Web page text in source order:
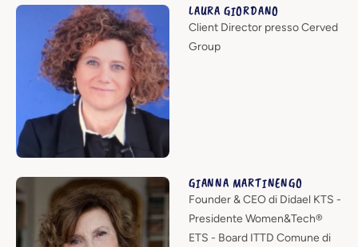
LAURA GIORDANO
Client Director presso Cerved
Group
GIANNA MARTINENGO
Founder & CEO di Didael KTS -
Presidente Women&Tech®
ETS - Board ITTD Comune di